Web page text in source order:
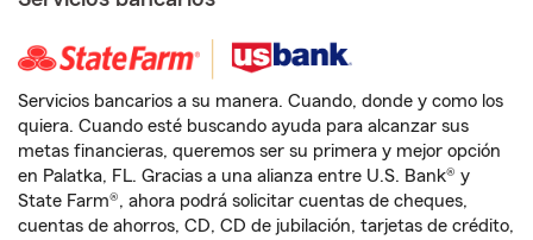
Servicios bancarios a su manera. Cuando, donde y como los
quiera. Cuando esté buscando ayuda para alcanzar sus
metas financieras, queremos ser su primera y mejor opción
en Palatka, FL. Gracias a una alianza entre U.S. Bank® y
State Farm®, ahora podrá solicitar cuentas de cheques,
cuentas de ahorros, CD, CD de jubilación, tarjetas de crédito,